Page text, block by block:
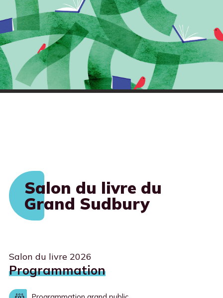
Salon du livre du
Grand Sudbury
Salon du livre 2026
Programmation